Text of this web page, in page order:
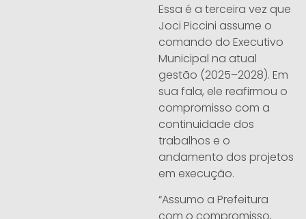
Essa é a terceira vez que
Joci Piccini assume o
comando do Executivo
Municipal na atual
gestão (2025–2028). Em
sua fala, ele reafirmou o
compromisso com a
continuidade dos
trabalhos e o
andamento dos projetos
em execução.
“Assumo a Prefeitura